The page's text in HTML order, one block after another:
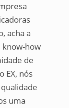
acha a
know-how
de
EX, nós
uma